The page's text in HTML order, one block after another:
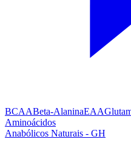
BCAABeta-AlaninaEAA
Aminoácidos
Anabólicos Naturais - GH